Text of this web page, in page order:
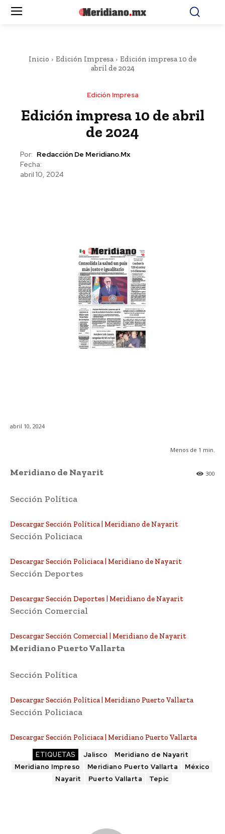
Inicio Edición Impresa
Edición impresa 10 de
abril de 2024
Edición Impresa
Edición impresa 10 de abril
de 2024
Por: Redacción De Meridiano.mx
Fecha:
abril 10, 2024
abril 10, 2024
Menos de 1 min.
300
Meridiano de Nayarit
Sección Política
Descargar Sección Política | Meridiano de Nayarit
Sección Policiaca
Descargar Sección Policiaca | Meridiano de Nayarit
Sección Deportes
Descargar Sección Deportes | Meridiano de Nayarit
Sección Comercial
Descargar Sección Comercial | Meridiano de Nayarit
Meridiano Puerto Vallarta
Sección Política
Descargar Sección Política | Meridiano Puerto Vallarta
Sección Policiaca
Descargar Sección Policiaca | Meridiano Puerto Vallarta
ETIQUETAS Jalisco
Meridiano de Nayarit
Meridiano Impreso
Meridiano Puerto Vallarta
México
Nayarit
Puerto Vallarta Tepic